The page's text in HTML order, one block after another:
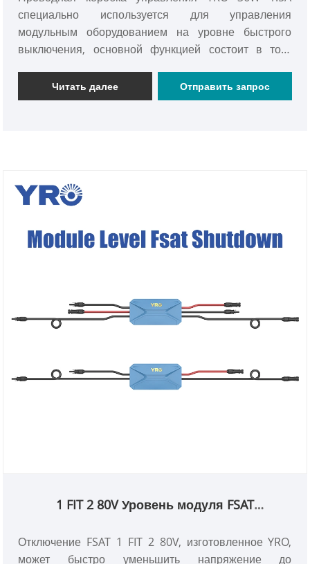
специально используется для управления
модульным оборудованием на уровне быстрого
выключения, основной функцией состоит в том,
или прекратить работу, а также оснащены кнопками
и индикаторами аварийных кнопок, чтобы
Читать далее Отправить запрос
1 FIT 2 80V Уровень модуля FSAT
Отключение FSAT 1 FIT 2 80V, изготовленное YRO,
может быстро уменьшить напряжение до